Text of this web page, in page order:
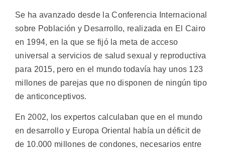
Se ha avanzado desde la Conferencia Internacional
sobre Población y Desarrollo, realizada en El Cairo
en 1994, en la que se fijó la meta de acceso
universal a servicios de salud sexual y reproductiva
para 2015, pero en el mundo todavía hay unos 123
millones de parejas que no disponen de ningún tipo
de anticonceptivos.
En 2002, los expertos calculaban que en el mundo
en desarrollo y Europa Oriental había un déficit de
de 10.000 millones de condones, necesarios entre